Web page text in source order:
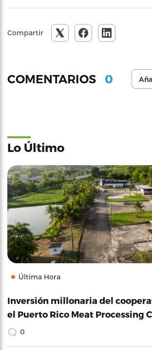
Compartir
COMENTARIOS 0
Lo Último
Última Hora
Inversión millonaria del
el Puerto Rico Meat Processing
0